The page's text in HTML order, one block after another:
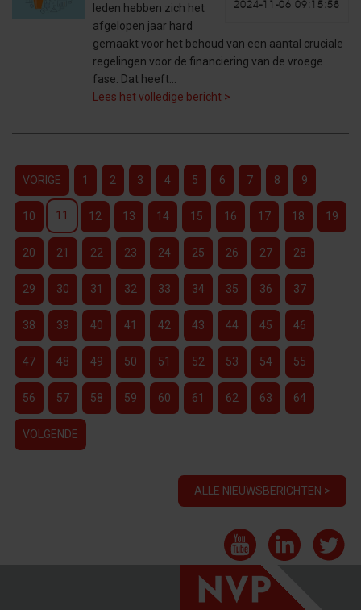
2024-11-06 09:15:58
leden hebben zich het
afgelopen jaar hard
gemaakt voor het behoud van een aantal cruciale
regelingen voor de financiering van de vroege
fase. Dat heeft…
Lees het volledige bericht >
VORIGE 1 2 3 4 5 6 7 8 9
10 11 12 13 14 15 16 17 18 19
20 21 22 23 24 25 26 27 28
29 30 31 32 33 34 35 36 37
38 39 40 41 42 43 44 45 46
47 48 49 50 51 52 53 54 55
56 57 58 59 60 61 62 63 64
VOLGENDE
ALLE NIEUWSBERICHTEN >